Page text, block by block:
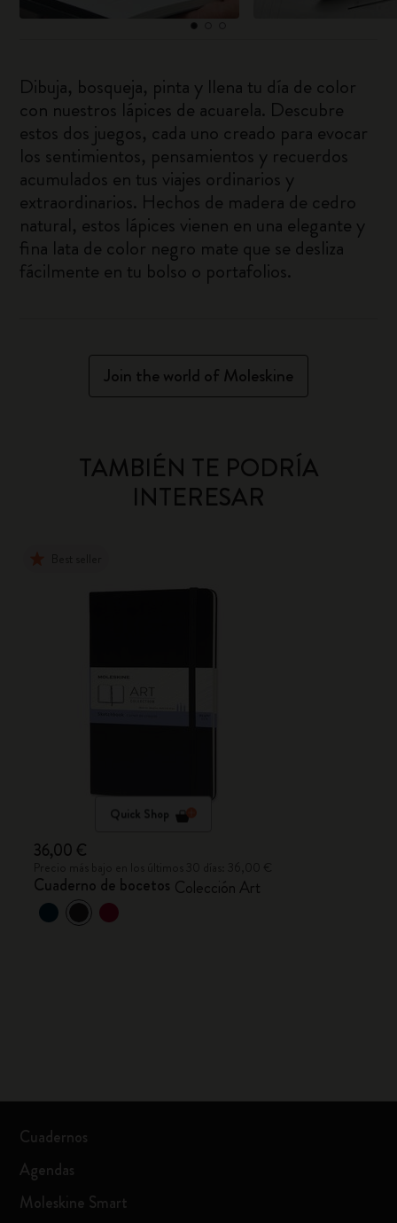
Dibuja, bosqueja, pinta y llena tu día de color
con nuestros lápices de acuarela. Descubre
estos dos juegos, cada uno creado para evocar
los sentimientos, pensamientos y recuerdos
acumulados en tus viajes ordinarios y
extraordinarios. Hechos de madera de cedro
natural, estos lápices vienen en una elegante y
fina lata de color negro mate que se desliza
fácilmente en tu bolso o portafolios.
Join the world of Moleskine
TAMBIÉN TE PODRÍA
INTERESAR
Quick Shop
36,00 €
Cuaderno de bocetos Colección Art
Cuadernos
Agendas
Moleskine Smart